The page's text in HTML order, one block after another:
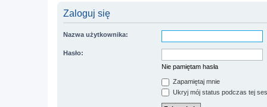
Zaloguj się
Nazwa użytkownika:
Hasło:
Nie pamiętam hasła
Zapamiętaj mnie
Ukryj mój status podczas tej